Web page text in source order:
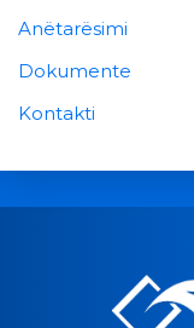
Anëtarësimi
Dokumente
Kontakti